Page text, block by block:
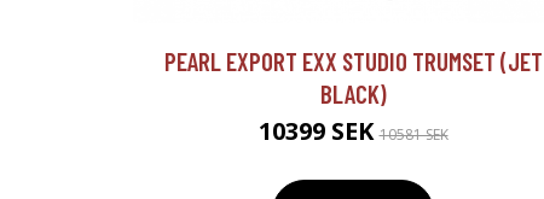
PEARL EXPORT EXX STUDIO TRUMSET (JET
BLACK)
10399 SEK10581 SEK